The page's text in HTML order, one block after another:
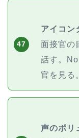
47
アイコン
面接官の
話す。
官を見る
声のボリ